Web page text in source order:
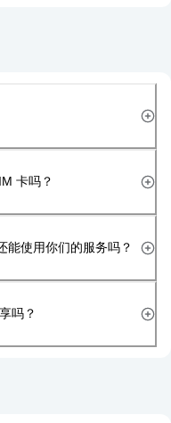
卡吗？
能使用你们的服务吗？
吗？